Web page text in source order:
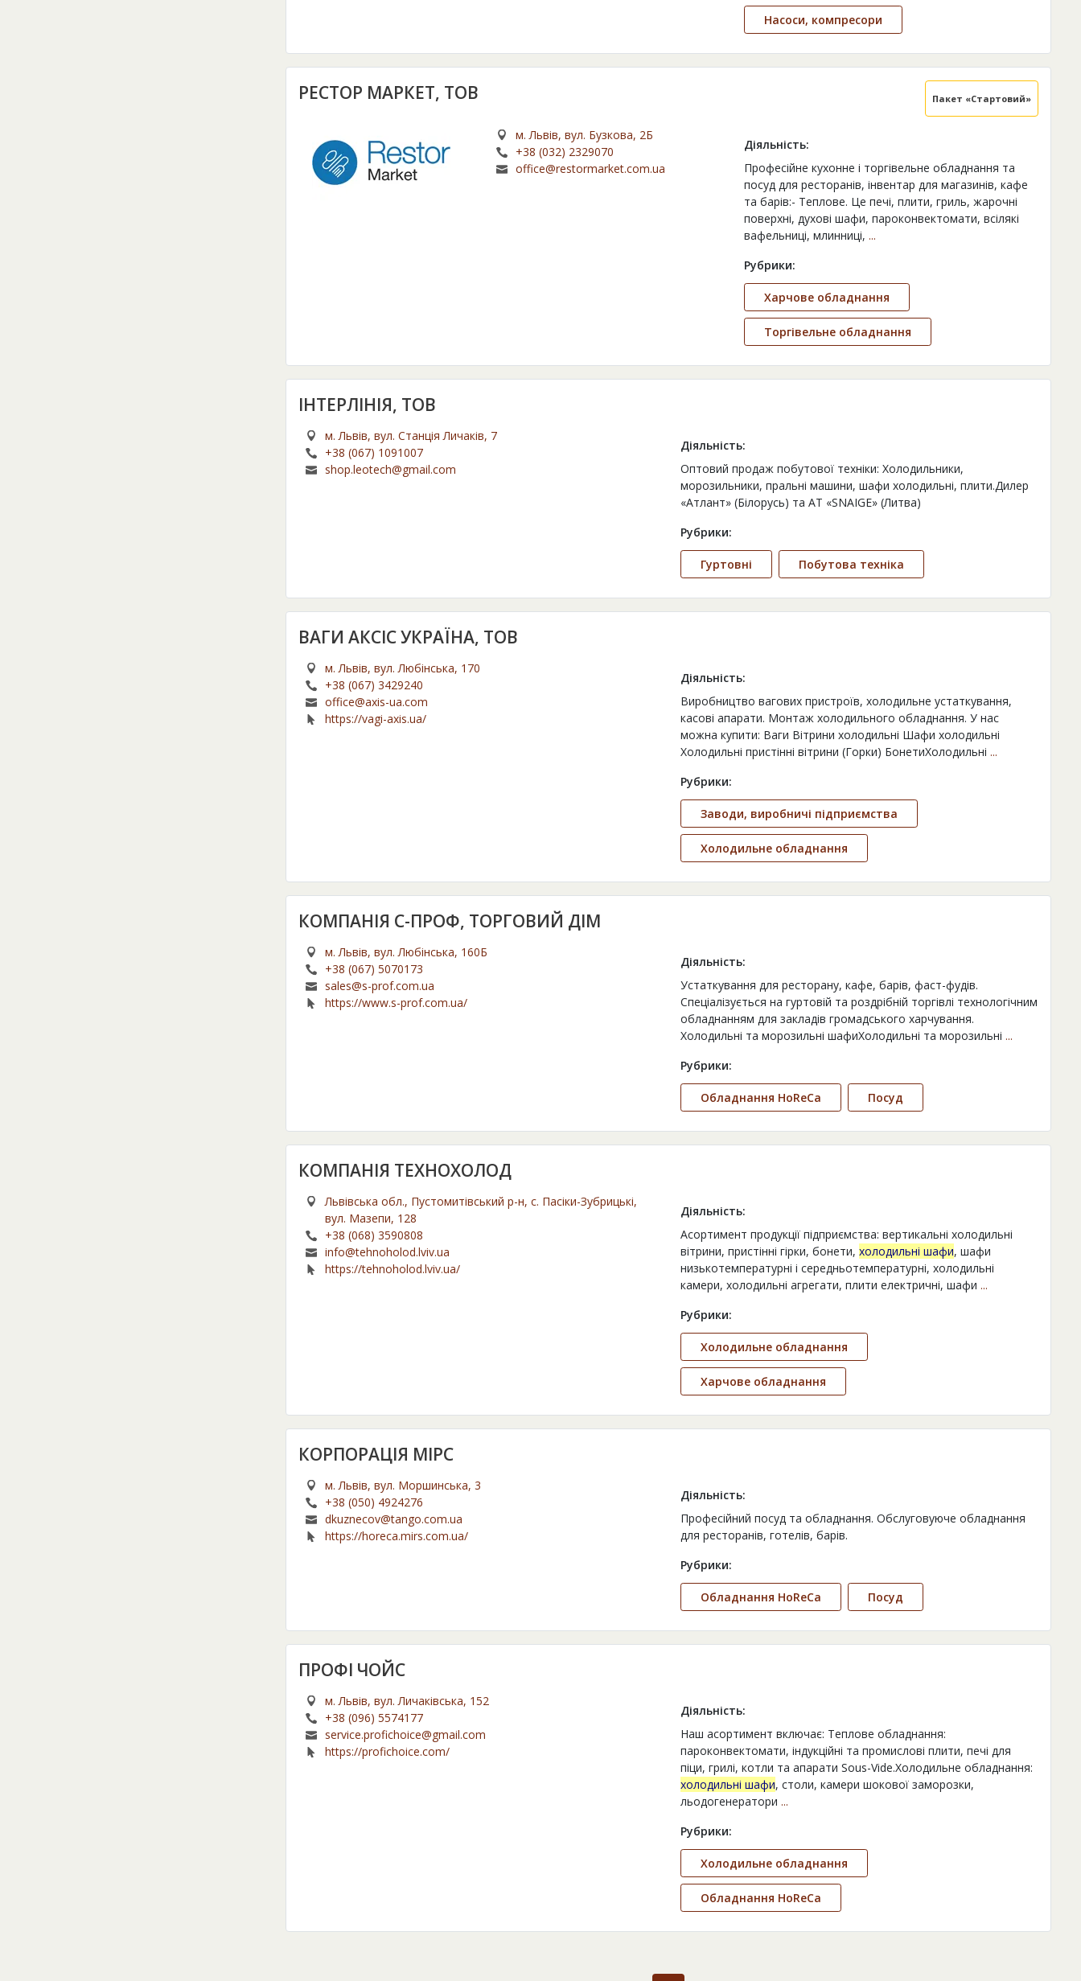
Насоси, компресори
РЕСТОР МАРКЕТ, ТОВ Пакет «Стартовий»
м. Львів, вул. Бузкова, 2Б
+38 (032) 2329070
office@restormarket.com.ua
Діяльність:
Професійне кухонне і торгівельне обладнання та
посуд для ресторанів, інвентар для магазинів, кафе
та барів:- Теплове. Це печі, плити, гриль, жарочні
поверхні, духові шафи, пароконвектомати, всілякі
вафельниці, млинниці, ...
Рубрики:
Харчове обладнання
Торгівельне обладнання
ІНТЕРЛІНІЯ, ТОВ
м. Львів, вул. Станція Личаків, 7
+38 (067) 1091007
shop.leotech@gmail.com
Діяльність:
Оптовий продаж побутової техніки: Холодильники,
морозильники, пральні машини, шафи холодильні, плити.Дилер
«Атлант» (Білорусь) та АТ «SNAIGE» (Литва)
Рубрики:
Гуртовні Побутова техніка
ВАГИ АКСІС УКРАЇНА, ТОВ
м. Львів, вул. Любінська, 170
+38 (067) 3429240
office@axis-ua.com
https://vagi-axis.ua/
Діяльність:
Виробництво вагових пристроїв, холодильне устаткування,
касові апарати. Монтаж холодильного обладнання. У нас
можна купити: Ваги Вітрини холодильні Шафи холодильні
Холодильні пристінні вітрини (Горки) БонетиХолодильні ...
Рубрики:
Заводи, виробничі підприємства
Холодильне обладнання
КОМПАНІЯ С-ПРОФ, ТОРГОВИЙ ДІМ
м. Львів, вул. Любінська, 160Б
+38 (067) 5070173
sales@s-prof.com.ua
https://www.s-prof.com.ua/
Діяльність:
Устаткування для ресторану, кафе, барів, фаст-фудів.
Спеціалізується на гуртовій та роздрібній торгівлі технологічним
обладнанням для закладів громадського харчування.
Холодильні та морозильні шафиХолодильні та морозильні ...
Рубрики:
Обладнання HoReCa Посуд
КОМПАНІЯ ТЕХНОХОЛОД
Львівська обл., Пустомитівський р-н, с. Пасіки-Зубрицькі,
вул. Мазепи, 128
+38 (068) 3590808
info@tehnoholod.lviv.ua
https://tehnoholod.lviv.ua/
Діяльність:
Асортимент продукції підприємства: вертикальні холодильні
вітрини, пристінні гірки, бонети, холодильні шафи, шафи
низькотемпературні і середньотемпературні, холодильні
камери, холодильні агрегати, плити електричні, шафи ...
Рубрики:
Холодильне обладнання
Харчове обладнання
КОРПОРАЦІЯ МІРС
м. Львів, вул. Моршинська, 3
+38 (050) 4924276
dkuznecov@tango.com.ua
https://horeca.mirs.com.ua/
Діяльність:
Професійний посуд та обладнання. Обслуговуюче обладнання
для ресторанів, готелів, барів.
Рубрики:
Обладнання HoReCa Посуд
ПРОФІ ЧОЙС
м. Львів, вул. Личаківська, 152
+38 (096) 5574177
service.profichoice@gmail.com
https://profichoice.com/
Діяльність:
Наш асортимент включає: Теплове обладнання:
пароконвектомати, індукційні та промислові плити, печі для
піци, грилі, котли та апарати Sous-Vide.Холодильне обладнання:
холодильні шафи, столи, камери шокової заморозки,
льодогенератори ...
Рубрики:
Холодильне обладнання
Обладнання HoReCa